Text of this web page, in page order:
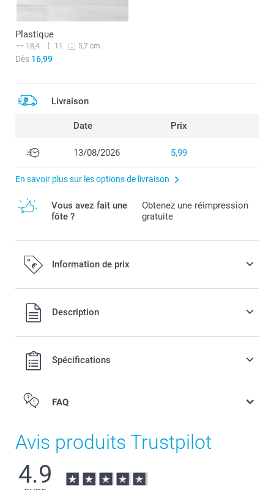
Plastique
18,4 11 5,7 cm
Dès 16,99
Livraison
Date Prix
13/08/2026 5,99
En savoir plus sur les options de livraison
Vous avez fait une
fôte ?
Obtenez une réimpression
gratuite
Information de prix
Tous les prix sont en EURO (€), TVA incluse et hors frais de
port.
Description
Spécifications
FAQ
Lunch box avec couvercle en bambou : le contenant de
Avis produits Trustpilot
4.9